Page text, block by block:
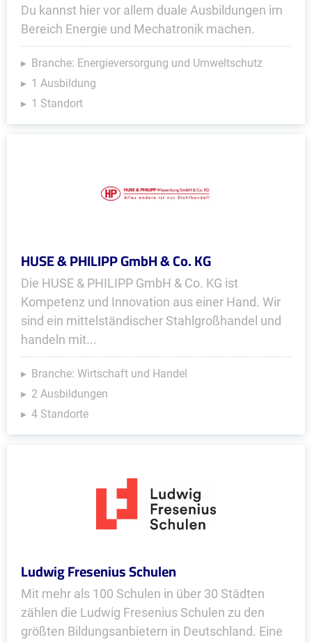
Du kannst hier vor allem duale Ausbildungen im
Bereich Energie und Mechatronik machen.
Branche: Energieversorgung und Umweltschutz
1 Ausbildung
1 Standort
HUSE & PHILIPP GmbH & Co. KG
Die HUSE & PHILIPP GmbH & Co. KG ist
Kompetenz und Innovation aus einer Hand. Wir
sind ein mittelständischer Stahlgroßhandel und
handeln mit...
Branche: Wirtschaft und Handel
2 Ausbildungen
4 Standorte
Ludwig Fresenius Schulen
Mit mehr als 100 Schulen in über 30 Städten
zählen die Ludwig Fresenius Schulen zu den
größten Bildungsanbietern in Deutschland. Eine